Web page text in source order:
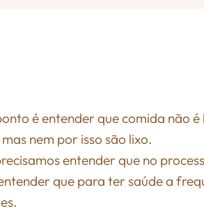
é entender que comida não é
nem por isso são lixo.
entender que no
que para ter saúde a